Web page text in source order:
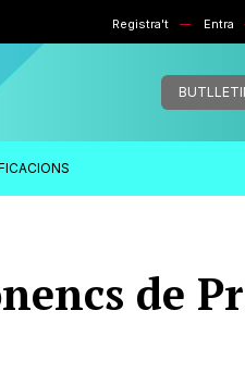
Registra't Entra
de